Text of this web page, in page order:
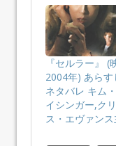
『セルラー』 (
2004年) あらす
ネタバレ キム
イシンガー,クリ
ス・エヴァン